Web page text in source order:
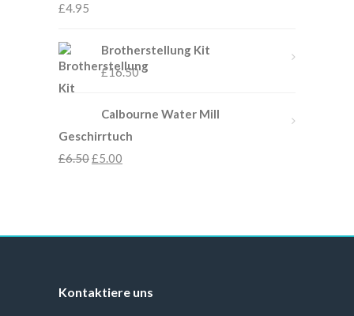
£4.95
Brotherstellung Kit
£16.50
Calbourne Water Mill
Geschirrtuch
£6.50£5.00
Kontaktiere uns